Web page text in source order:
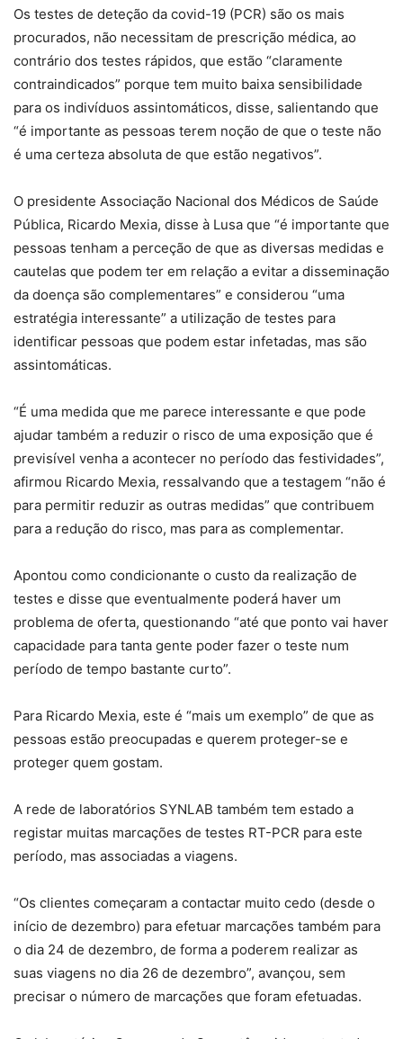
Os testes de deteção da covid-19 (PCR) são os mais
procurados, não necessitam de prescrição médica, ao
contrário dos testes rápidos, que estão “claramente
contraindicados” porque tem muito baixa sensibilidade
para os indivíduos assintomáticos, disse, salientando que
“é importante as pessoas terem noção de que o teste não
é uma certeza absoluta de que estão negativos”.
O presidente Associação Nacional dos Médicos de Saúde
Pública, Ricardo Mexia, disse à Lusa que “é importante que
pessoas tenham a perceção de que as diversas medidas e
cautelas que podem ter em relação a evitar a disseminação
da doença são complementares” e considerou “uma
estratégia interessante” a utilização de testes para
identificar pessoas que podem estar infetadas, mas são
assintomáticas.
“É uma medida que me parece interessante e que pode
ajudar também a reduzir o risco de uma exposição que é
previsível venha a acontecer no período das festividades”,
afirmou Ricardo Mexia, ressalvando que a testagem “não é
para permitir reduzir as outras medidas” que contribuem
para a redução do risco, mas para as complementar.
Apontou como condicionante o custo da realização de
testes e disse que eventualmente poderá haver um
problema de oferta, questionando “até que ponto vai haver
capacidade para tanta gente poder fazer o teste num
período de tempo bastante curto”.
Para Ricardo Mexia, este é “mais um exemplo” de que as
pessoas estão preocupadas e querem proteger-se e
proteger quem gostam.
A rede de laboratórios SYNLAB também tem estado a
registar muitas marcações de testes RT-PCR para este
período, mas associadas a viagens.
“Os clientes começaram a contactar muito cedo (desde o
início de dezembro) para efetuar marcações também para
o dia 24 de dezembro, de forma a poderem realizar as
suas viagens no dia 26 de dezembro”, avançou, sem
precisar o número de marcações que foram efetuadas.